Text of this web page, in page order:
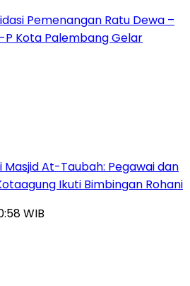
Pemenangan Ratu Dewa –
P Kota Palembang Gelar
Masjid At-Taubah: Pegawai dan
Ikuti Bimbingan Rohani
WIB